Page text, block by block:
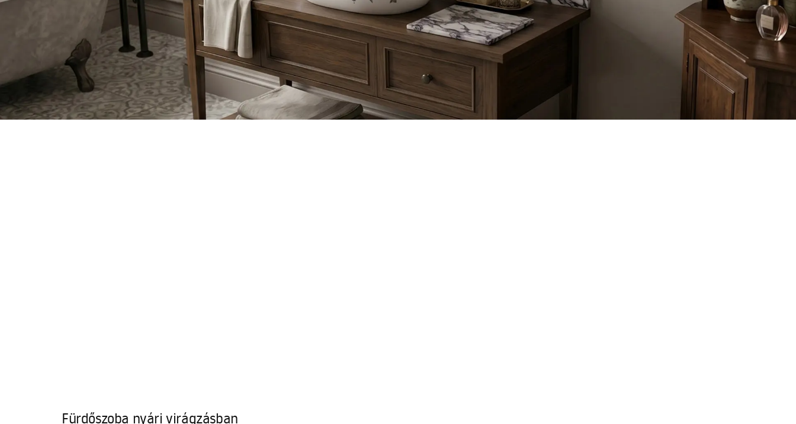
Mosdókagylók
Fürdőkádak és paravánok
Fürdőszoba csaptelepek
Zuhanyszettek
Fürdőszoba nyári virágzásban